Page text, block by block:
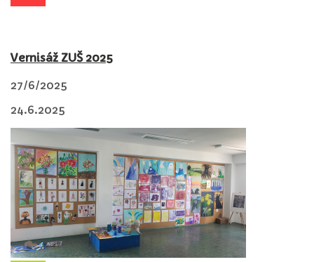
Vernisáž ZUŠ 2025
27/6/2025
24.6.2025